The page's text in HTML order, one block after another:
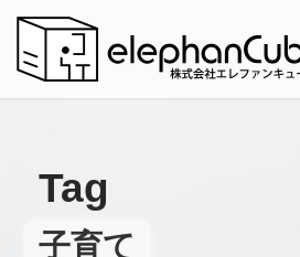
Tag
子育て